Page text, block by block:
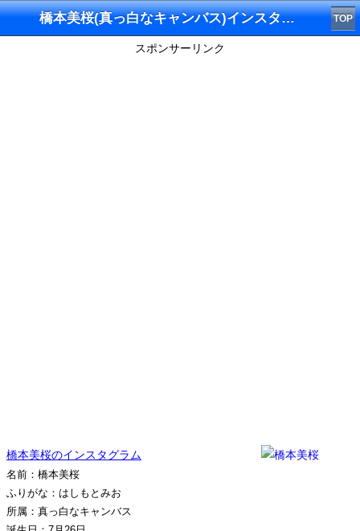
橋本美桜(真っ白なキャンバス)インスタグラム TOP
スポンサーリンク
橋本美桜のインスタグラム
名前：橋本美桜
ふりがな：はしもとみお
所属：真っ白なキャンバス